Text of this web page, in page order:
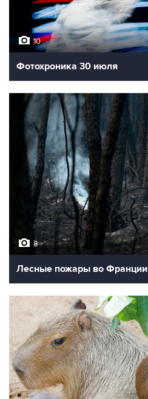
10
Фотохроника 30 июля
8
Лесные пожары во Франции